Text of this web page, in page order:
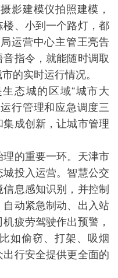
建模仪拍照建模，
、小到一个路灯，都
运营中心主管王亮告
指令，就能随时调取
的实时运行情况。
态城的区域“城市大
行管理和应急调度三
成创新，让城市管理
的重要一环。天津市
投入运营。智慧公交
息感知识别，并控制
动紧急制动、出入站
疲劳驾驶作出预警，
如偷窃、打架、吸烟
行安全提供更全面的